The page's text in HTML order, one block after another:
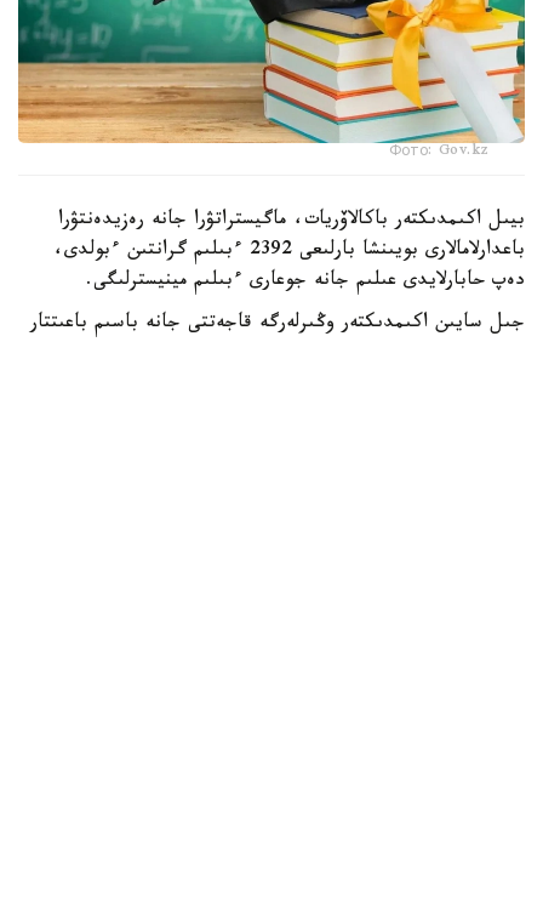
Фото: Gov.kz
بيىل اكىمدىكتەر باكالاۆريات، ماگيستراتۋرا جانە رەزيدەنتۋرا
باعدارلامالارى بويىنشا بارلىعى 2392 ءبىلىم گرانتىن ءبولدى،
دەپ حابارلايدى عىلىم جانە جوعارى ءبىلىم مينيسترلىگى.
جىل سايىن اكىمدىكتەر وڭىرلەرگە قاجەتتى جانە باسىم باعىتتار